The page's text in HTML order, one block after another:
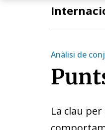
Anàlisi de
La clau